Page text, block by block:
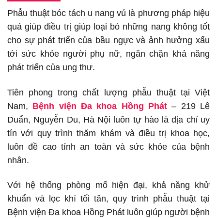
Phẫu thuật bóc tách u nang vú là phương pháp hiệu
quả giúp điều trị giúp loại bỏ những nang không tốt
cho sự phát triển của bầu ngực và ảnh hưởng xấu
tới sức khỏe người phụ nữ, ngăn chặn khả năng
phát triển của ung thư.
Tiên phong trong chất lượng phẫu thuật tại Việt
Nam, Bệnh viện Đa khoa Hồng Phát – 219 Lê
Duẩn, Nguyễn Du, Hà Nội luôn tự hào là địa chỉ uy
tín với quy trình thăm khám và điều trị khoa học,
luôn đề cao tính an toàn và sức khỏe của bệnh
nhân.
Với hệ thống phòng mổ hiện đại, khả năng khử
khuẩn và lọc khí tối tân, quy trình phẫu thuật tại
Bệnh viện Đa khoa Hồng Phát luôn giúp người bệnh